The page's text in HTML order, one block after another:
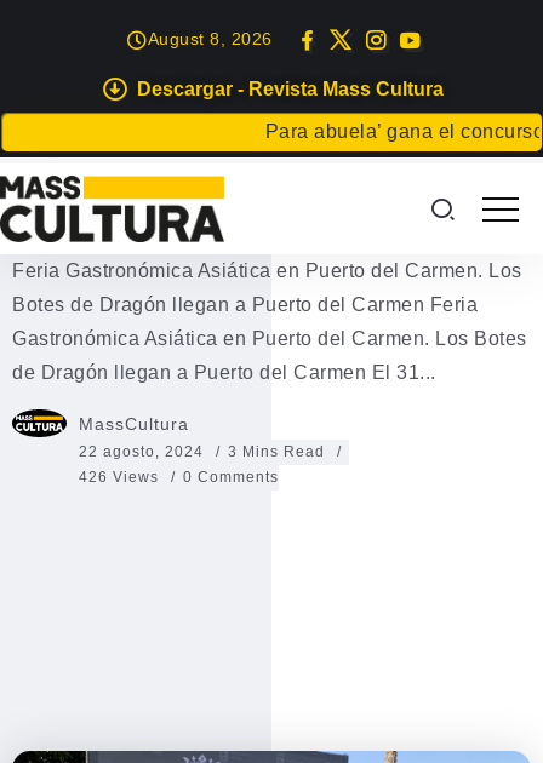
Descargar - Revista Mass Cultura
Para abuela’ gana el concurso
August 8, 2026
EVENTOS
Feria Gastronómica Asiática en
Puerto del Carmen
Feria Gastronómica Asiática en Puerto del Carmen. Los
Botes de Dragón llegan a Puerto del Carmen Feria
Gastronómica Asiática en Puerto del Carmen. Los Botes
de Dragón llegan a Puerto del Carmen El 31...
MassCultura
22 agosto, 2024
3 Mins Read
426 Views
0 Comments